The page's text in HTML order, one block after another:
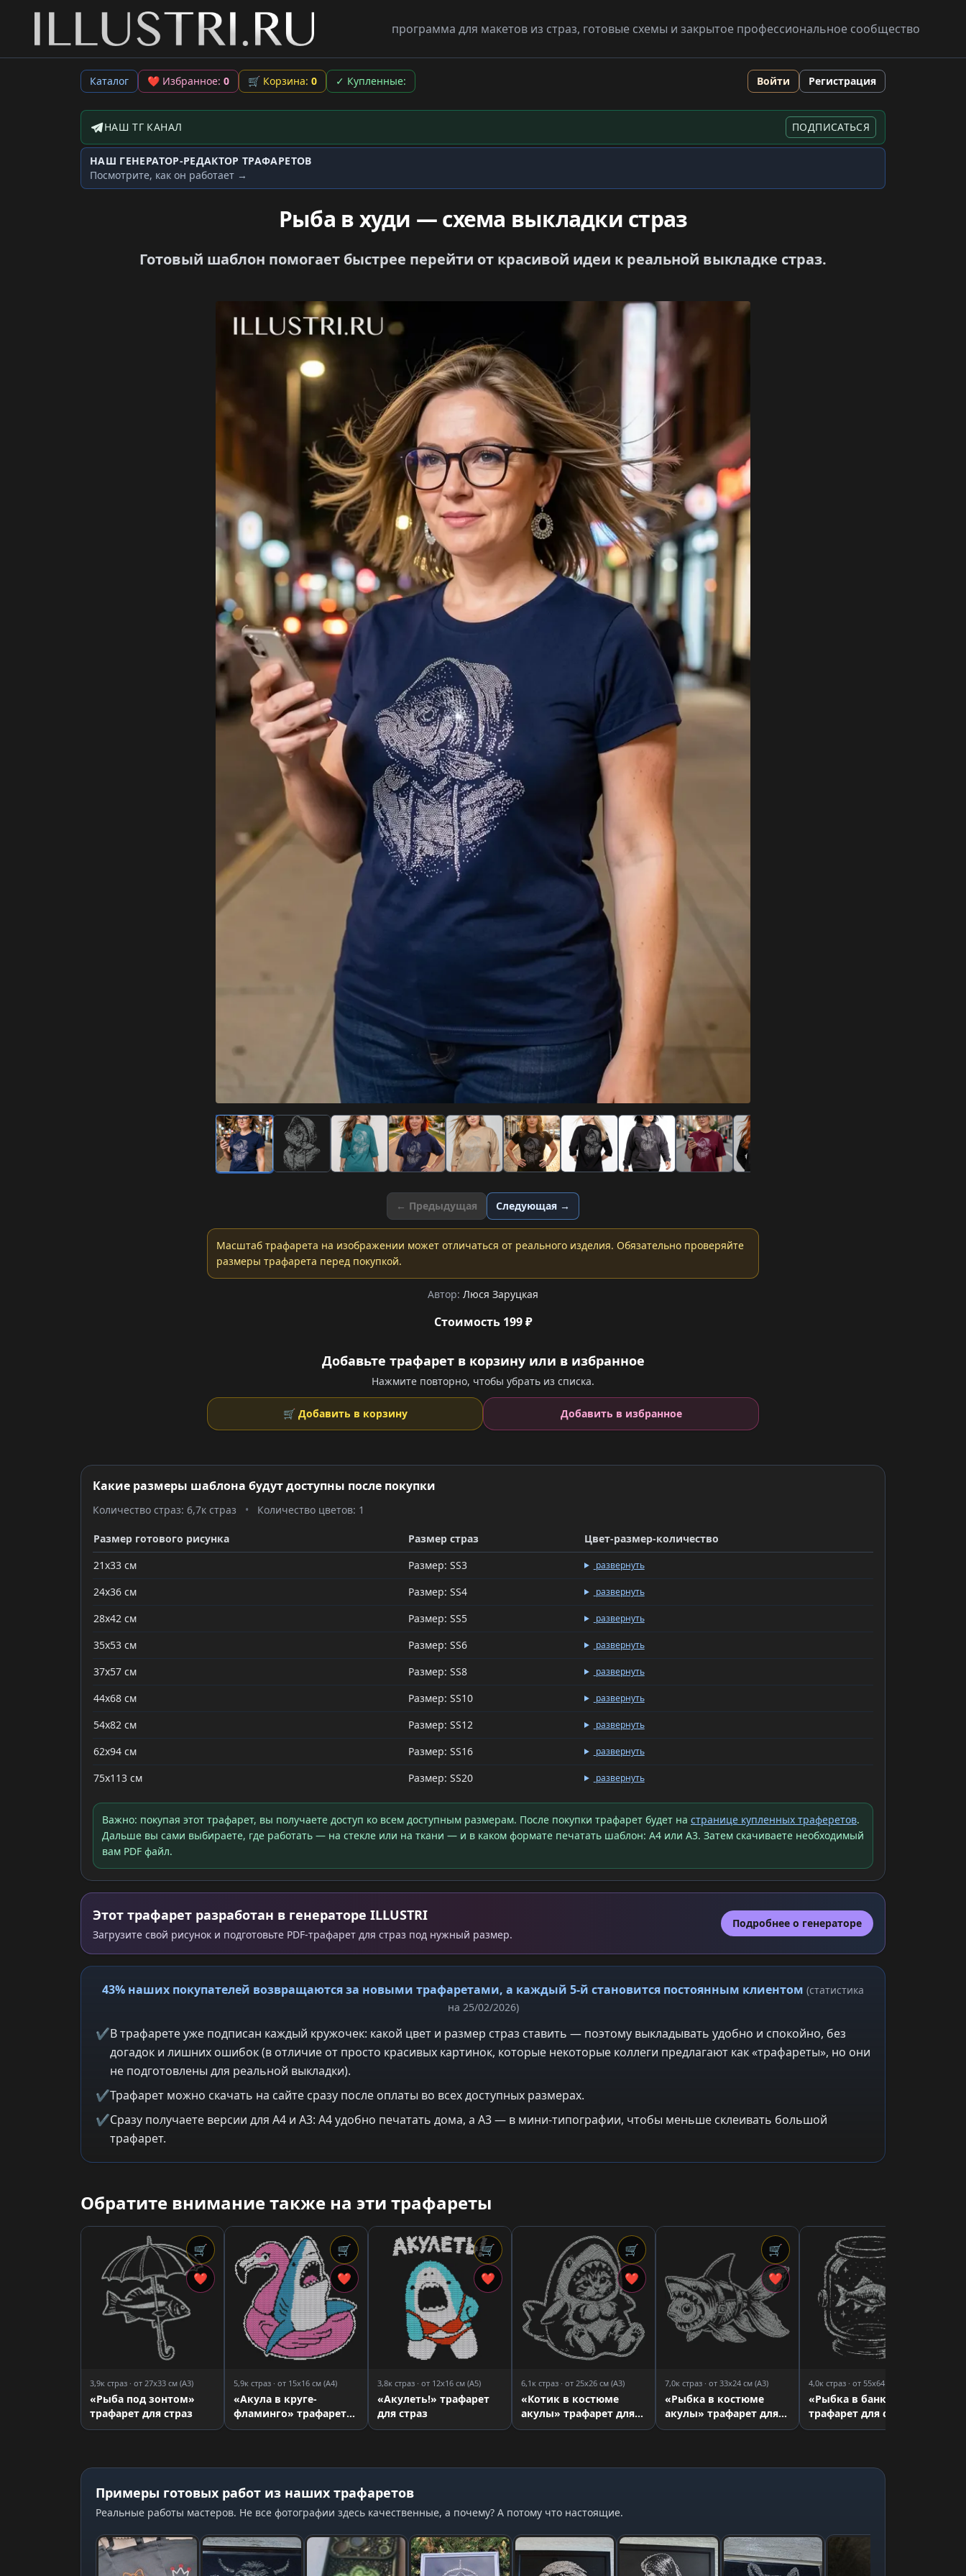
программа для макетов из страз, готовые схемы и закрытое профессиональное сообщество
Каталог ❤ Избранное: 0 🛒 Корзина: 0 ✓ Купленные: Войти Регистрация
Telegram-канал
НАШ ТГ КАНАЛ ПОДПИСАТЬСЯ
Генератор трафаретов
НАШ ГЕНЕРАТОР-РЕДАКТОР ТРАФАРЕТОВ
Посмотрите, как он работает →
Рыба в худи — схема выкладки страз
Готовый шаблон помогает быстрее перейти от красивой идеи к реальной выкладке страз.
← Предыдущая Следующая →
Масштаб трафарета на изображении может отличаться от реального изделия. Обязательно проверяйте
размеры трафарета перед покупкой.
Автор: Люся Заруцкая
Стоимость 199 ₽
Добавьте трафарет в корзину или в избранное
Нажмите повторно, чтобы убрать из списка.
🛒 Добавить в корзину Добавить в избранное
Какие размеры шаблона будут доступны после покупки
Количество страз: 6,7к страз • Количество цветов: 1
Размер готового рисунка Размер страз
Цвет-размер-количество
21x33 см
Размер: SS3 развернуть
24x36 см Размер: SS4 развернуть
28x42 см Размер: SS5 развернуть
35x53 см Размер: SS6 развернуть
37x57 см Размер: SS8 развернуть
44x68 см Размер: SS10 развернуть
54x82 см Размер: SS12 развернуть
62x94 см Размер: SS16 развернуть
75x113 см Размер: SS20 развернуть
Важно: покупая этот трафарет, вы получаете доступ ко всем доступным размерам. После покупки трафарет будет на странице купленных траферетов.
Дальше вы сами выбираете, где работать — на стекле или на ткани — и в каком формате печатать шаблон: A4 или A3. Затем скачиваете необходимый
вам PDF файл.
Этот трафарет разработан в генераторе ILLUSTRI
Загрузите свой рисунок и подготовьте PDF-трафарет для страз под нужный размер.
Подробнее о генераторе
43% наших покупателей возвращаются за новыми трафаретами, а каждый 5-й становится постоянным клиентом (статистика
на 25/02/2026)
✔В трафарете уже подписан каждый кружочек: какой цвет и размер страз ставить — поэтому выкладывать удобно и спокойно, без
догадок и лишних ошибок (в отличие от просто красивых картинок, которые некоторые коллеги предлагают как «трафареты», но они
не подготовлены для реальной выкладки).
✔Трафарет можно скачать на сайте сразу после оплаты во всех доступных размерах.
✔Сразу получаете версии для A4 и A3: A4 удобно печатать дома, а A3 — в мини-типографии, чтобы меньше склеивать большой
трафарет.
Обратите внимание также на эти трафареты
🛒
❤
3,9к страз · от 27x33 см (A3)
«Рыба под зонтом»
трафарет для страз
🛒
❤
5,9к страз · от 15x16 см (A4)
«Акула в круге-
фламинго» трафарет
для страз
🛒
❤
3,8к страз · от 12x16 см (A5)
«Акулеть!» трафарет
для страз
🛒
❤
6,1к страз · от 25x26 см (A3)
«Котик в костюме
акулы» трафарет для
страз
🛒
❤
7,0к страз · от 33x24 см (A3)
«Рыбка в костюме
акулы» трафарет для
страз
4,0к страз · от 55x64 см (A1)
«Рыбка в банке»
трафарет для страз
Примеры готовых работ из наших трафаретов
Реальные работы мастеров. Не все фотографии здесь качественные, а почему? А потому что настоящие.